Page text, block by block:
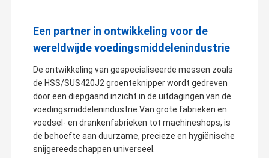
van kunststof
Op maat gesneden messen
Industriële messen en messen
Een partner in ontwikkeling voor de
wereldwijde voedingsmiddelenindustrie
De ontwikkeling van gespecialiseerde messen zoals
de HSS/SUS420J2 groenteknipper wordt gedreven
door een diepgaand inzicht in de uitdagingen van de
voedingsmiddelenindustrie.Van grote fabrieken en
voedsel- en drankenfabrieken tot machineshops, is
de behoefte aan duurzame, precieze en hygiënische
snijgereedschappen universeel.